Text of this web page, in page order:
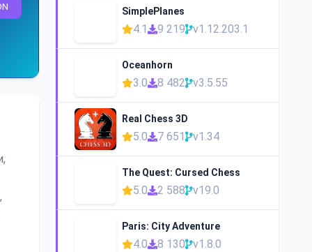
SimplePlanes
4.1 9 219 v1.12.203.1
Oceanhorn
3.0 8 482 v3.5.55
Real Chess 3D
5.0 7 651 v1.34
The Quest: Cursed Chess
5.0 2 588 v19.0
Paris: City Adventure
4.0 8 130 v1.8.0